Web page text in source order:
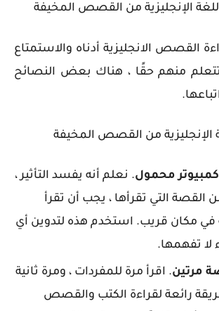
الإنجليزية من القصص المخيفة
القصص الانجليزية أدناه والاستمتاع
منهم حقًا ، هناك بعض النصائح
الإنجليزية من القصص المخيفة
كمبيوتر محمول. نعلم أنه يفسد التأثير ،
القصة التي تقرأها ، يجب أن تقرأ
في مكان قريب. استخدم هذه لتدوين أي
لا تفهمها.
مرتين. اقرأ مرة للمفردات ، ومرة ​​ثانية
رائعة لقراءة الكتب والقصص